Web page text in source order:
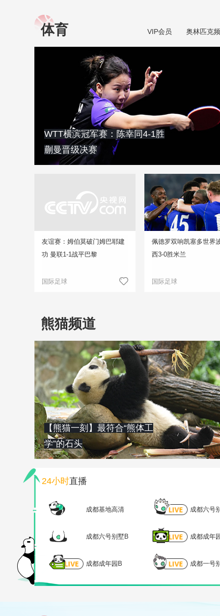
体育 VIP会员 奥林匹克
WTT横滨冠军赛：陈幸同4-1胜
蒯曼晋级决赛
友谊赛：姆伯莫破门姆巴耶建
功 曼联1-1战平巴黎
国际足球
佩德罗双响凯塞多世界
西3-0胜米兰
国际足球
熊猫频道
【熊猫一刻】最符合“熊体工
学”的石头
24小时直播
成都基地高清 成都六号
成都六号别墅B 成都成年
成都成年园B 成都一号